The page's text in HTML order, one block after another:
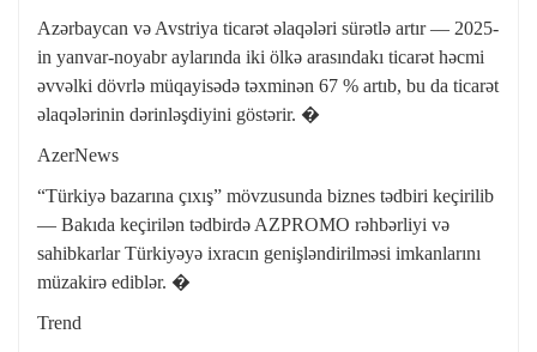
Azərbaycan və Avstriya ticarət əlaqələri sürətlə artır — 2025-
in yanvar-noyabr aylarında iki ölkə arasındakı ticarət həcmi
əvvəlki dövrlə müqayisədə təxminən 67 % artıb, bu da ticarət
əlaqələrinin dərinləşdiyini göstərir. �
AzerNews
“Türkiyə bazarına çıxış” mövzusunda biznes tədbiri keçirilib
— Bakıda keçirilən tədbirdə AZPROMO rəhbərliyi və
sahibkarlar Türkiyəyə ixracın genişləndirilməsi imkanlarını
müzakirə ediblər. �
Trend